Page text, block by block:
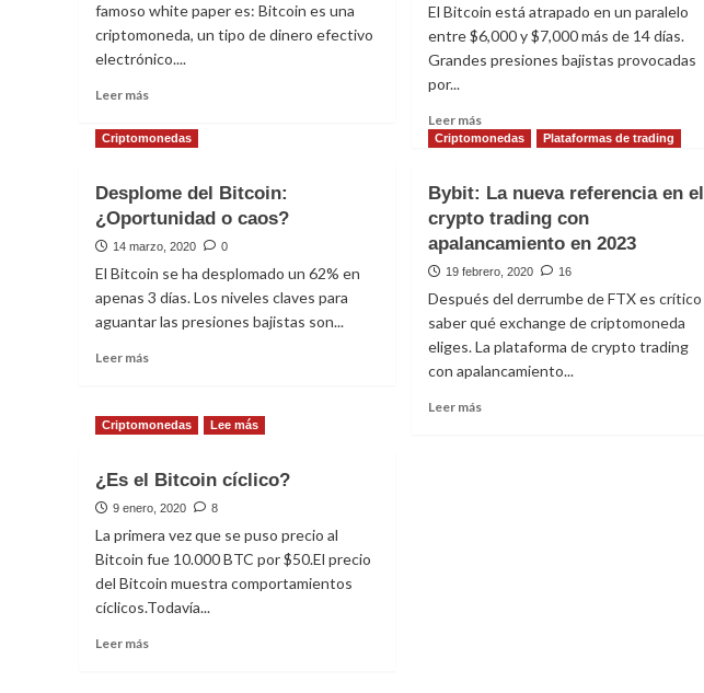
criptomonedas
un
Bitcoin
super-
famoso white paper es: Bitcoin es una
criptomoneda, un tipo de dinero efectivo
electrónico....
Leer más
sobre
el
Bitcoin?
El Bitcoin está atrapado en un paralelo
entre $6,000 y $7,000 más de 14 días.
Grandes presiones bajistas provocadas
por...
Leer másLeer
más
Bitcoin
romperá
el
$6,000
–
$7,000
cuando…
Criptomonedas
Desplome del Bitcoin:
¿Oportunidad o caos?
14 marzo, 2020 0
El Bitcoin se ha desplomado un 62% en
apenas 3 días. Los niveles claves para
aguantar las presiones bajistas son...
Leer más
Desplome
del
¿Oportunidad
Criptomonedas Plataformas de trading
Bybit: La nueva referencia en el
crypto trading con
apalancamiento en 2023
19 febrero, 2020 16
Después del derrumbe de FTX es crítico
saber qué exchange de criptomoneda
eliges. La plataforma de crypto trading
con apalancamiento...
Leer másLeer
Criptomonedas Lee más
¿Es el Bitcoin cíclico?
9 enero, 2020 8
La primera vez que se puso precio al
Bitcoin fue 10.000 BTC por $50.El precio
del Bitcoin muestra comportamientos
cíclicos.Todavía...
Leer más